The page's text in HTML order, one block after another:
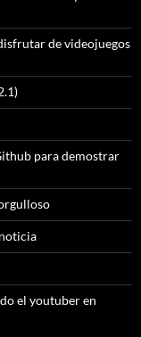
de videojuegos
para demostrar
el youtuber en